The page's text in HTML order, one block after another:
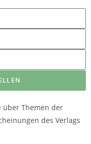
über Themen der
des Verlags